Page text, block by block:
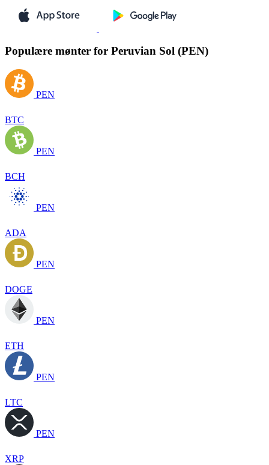
Populære mønter for Peruvian Sol (PEN)
PEN
BTC
PEN
BCH
PEN
ADA
PEN
DOGE
PEN
ETH
PEN
LTC
PEN
XRP